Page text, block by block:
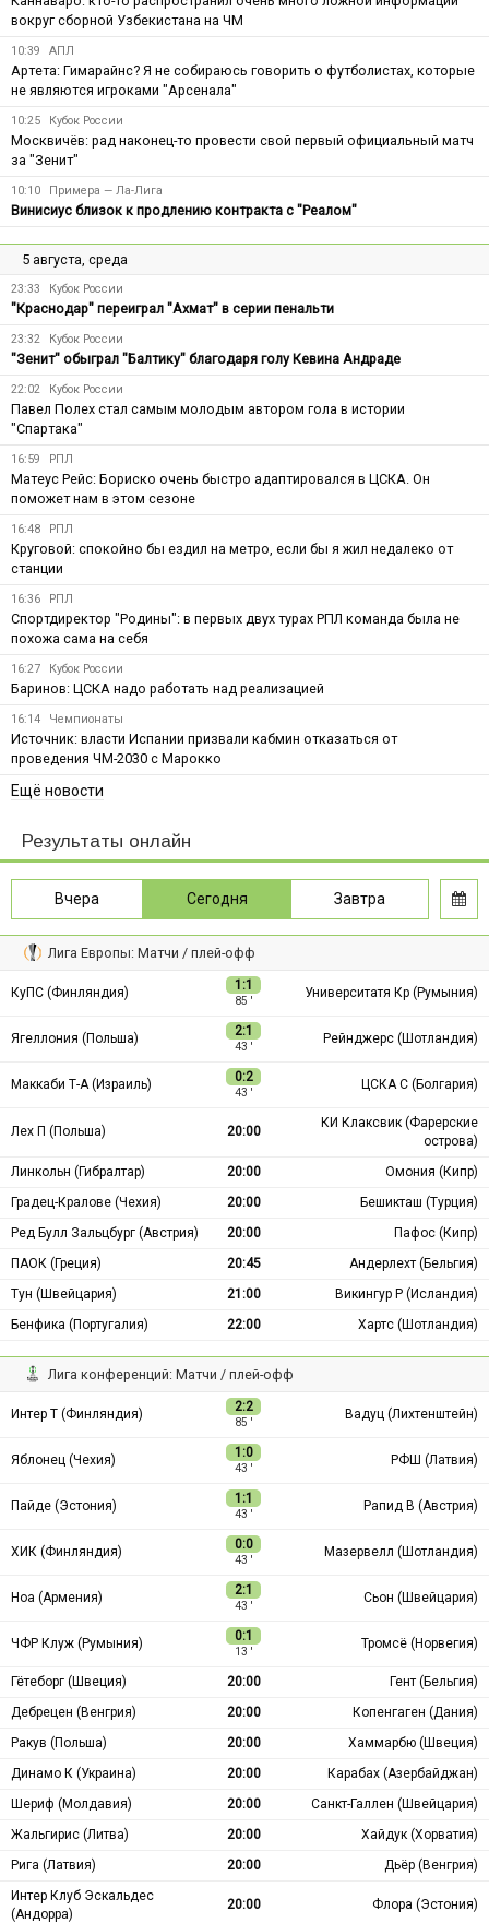
вокруг сборной Узбекистана на ЧМ
10:39 АПЛ
Артета: Гимарайнс? Я не собираюсь говорить о футболистах, которые
не являются игроками "Арсенала"
10:25 Кубок России
Москвичёв: рад наконец-то провести свой первый официальный матч
за "Зенит"
10:10 Примера — Ла-Лига
Винисиус близок к продлению контракта с "Реалом"
5 августа, среда
23:33 Кубок России
"Краснодар" переиграл "Ахмат" в серии пенальти
23:32 Кубок России
"Зенит" обыграл "Балтику" благодаря голу Кевина Андраде
22:02 Кубок России
Павел Полех стал самым молодым автором гола в истории
"Спартака"
16:59 РПЛ
Матеус Рейс: Бориско очень быстро адаптировался в ЦСКА. Он
поможет нам в этом сезоне
16:48 РПЛ
Круговой: спокойно бы ездил на метро, если бы я жил недалеко от
станции
16:36 РПЛ
Спортдиректор "Родины": в первых двух турах РПЛ команда была не
похожа сама на себя
16:27 Кубок России
Баринов: ЦСКА надо работать над реализацией
16:14 Чемпионаты
Источник: власти Испании призвали кабмин отказаться от
проведения ЧМ-2030 с Марокко
Ещё новости
Результаты онлайн
Вчера Сегодня Завтра
Лига Европы: Матчи / плей-офф
КуПС (Финляндия) 1:1
85 ′
Университатя Кр (Румыния)
Ягеллония (Польша) 2:1
43 ′
Рейнджерс (Шотландия)
Маккаби Т-А (Израиль) 0:2
43 ′
ЦСКА С (Болгария)
Лех П (Польша) 20:00
КИ Клаксвик (Фарерские
острова)
Линкольн (Гибралтар)
20:00
Омония (Кипр)
Градец-Кралове (Чехия)
20:00
Бешикташ (Турция)
Ред Булл Зальцбург (Австрия)
20:00
Пафос (Кипр)
ПАОК (Греция)
20:45
Андерлехт (Бельгия)
Тун (Швейцария)
21:00
Викингур Р (Исландия)
Бенфика (Португалия)
22:00 Хартс (Шотландия)
Лига конференций: Матчи / плей-офф
Интер Т (Финляндия) 2:2
85 ′
Вадуц (Лихтенштейн)
Яблонец (Чехия) 1:0
43 ′
РФШ (Латвия)
Пайде (Эстония) 1:1
43 ′
Рапид В (Австрия)
ХИК (Финляндия) 0:0
43 ′
Мазервелл (Шотландия)
Ноа (Армения) 2:1
43 ′
Сьон (Швейцария)
ЧФР Клуж (Румыния) 0:1
13 ′
Тромсё (Норвегия)
Гётеборг (Швеция) 20:00
Гент (Бельгия)
Дебрецен (Венгрия)
20:00
Копенгаген (Дания)
Ракув (Польша)
20:00
Хаммарбю (Швеция)
Динамо К (Украина)
20:00
Карабах (Азербайджан)
Шериф (Молдавия)
20:00
Санкт-Галлен (Швейцария)
Жальгирис (Литва)
20:00
Хайдук (Хорватия)
Рига (Латвия)
20:00
Дьёр (Венгрия)
Интер Клуб Эскальдес
(Андорра)
20:00 Флора (Эстония)